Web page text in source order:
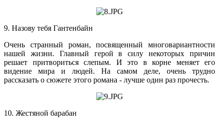
9. Назову тебя Гантенбайн
Очень странный роман, посвященный многовариантности
нашей жизни. Главный герой в силу некоторых причин
решает притвориться слепым. И это в корне меняет его
видение мира и людей. На самом деле, очень трудно
рассказать о сюжете этого романа - лучше один раз прочесть.
10. Жестяной барабан